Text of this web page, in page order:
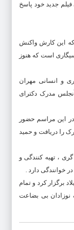
جدید خود پاسخ
این کارش واکنش‌
است که هنوز
و انسانی مهران
در 21 تیر 1390 در لس آنجلس مدرک دکترای
این مراسم حضور
را دریافت و حمید
، تهیه کنندگی و
خوانندگی دارد .
برگزار کرد و تمام
بی بضاعت